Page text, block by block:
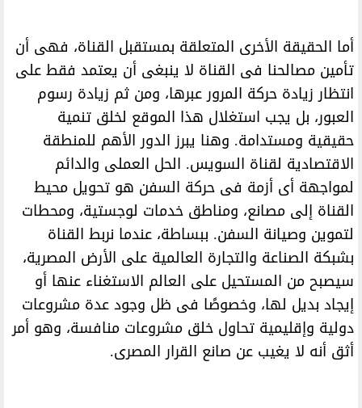
أما الحقيقة الأخرى المتعلقة بمستقبل القناة، فهى أن
تأمين مصالحنا فى القناة لا ينبغى أن يعتمد فقط على
انتظار زيادة حركة المرور عبرها، ومن ثم زيادة رسوم
العبور، بل يجب استغلال هذا الموقع لخلق تنمية
حقيقية ومستدامة. وهنا يبرز الدور الأهم للمنطقة
الاقتصادية لقناة السويس. الحل العملى والدائم
لمواجهة أى أزمة فى حركة السفن هو تحويل محيط
القناة إلى مصانع، ومناطق خدمات لوجستية، ومحطات
لتموين وصيانة السفن. ببساطة، عندما نربط القناة
بشبكة الصناعة والتجارة العالمية على الأرض المصرية،
سيصبح من المستحيل على العالم الاستغناء عنها أو
إيجاد بديل لها، وخصوصًا فى ظل وجود عدة مشروعات
دولية وإقليمية تحاول خلق مشروعات منافسة، وهو أمر
أثق أنه لا يغيب عن صانع القرار المصرى.